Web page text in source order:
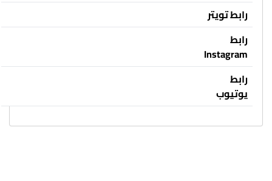
رابط تويتر
رابط
Instagram
رابط
يوتيوب